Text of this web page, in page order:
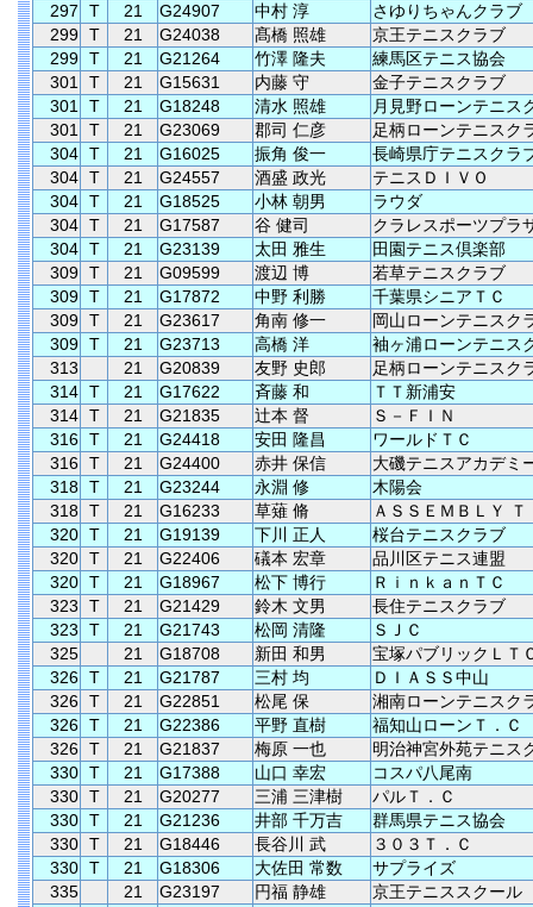
297
T 21 G24907 中村 淳
さゆりちゃんクラブ
299 T 21 G24038 髙橋 照雄
京王テニスクラブ
299 T 21 G21264 竹澤 隆夫
練馬区テニス協会
301
T 21 G15631 内藤 守
金子テニスクラブ
301
T 21 G18248 清水 照雄
月見野ローンテニス
301
T 21 G23069 郡司 仁彦
足柄ローンテニスク
304 T 21 G16025 振角 俊一
長崎県庁テニスクラ
304 T 21 G24557 酒盛 政光
テニスＤＩＶＯ
304 T 21 G18525 小林 朝男
ラウダ
304 T 21 G17587 谷 健司
クラレスポーツプラ
304 T 21 G23139 太田 雅生
田園テニス倶楽部
309 T 21 G09599 渡辺 博
若草テニスクラブ
309 T 21 G17872 中野 利勝
千葉県シニアＴＣ
309 T 21 G23617 角南 修一
岡山ローンテニスク
309 T 21 G23713 高橋 洋
袖ヶ浦ローンテニス
313
21 G20839 友野 史郎
足柄ローンテニスク
314 T 21 G17622 斉藤 和
ＴＴ新浦安
314 T 21 G21835 辻本 督
Ｓ－ＦＩＮ
316 T 21 G24418 安田 隆昌
ワールドＴＣ
316 T 21 G24400 赤井 保信
大磯テニスアカデミ
318 T 21 G23244 永淵 修
木陽会
318 T 21 G16233 草薙 脩
ＡＳＳＥＭＢＬＹ Ｔ
320 T 21 G19139 下川 正人
桜台テニスクラブ
320 T 21 G22406 礒本 宏章
品川区テニス連盟
320 T 21 G18967 松下 博行
ＲｉｎｋａｎＴＣ
323
T 21 G21429 鈴木 文男
長住テニスクラブ
323
T 21 G21743 松岡 清隆
ＳＪＣ
325
21 G18708 新田 和男
宝塚パブリックＬＴ
326 T 21 G21787 三村 均
ＤＩＡＳＳ中山
326 T 21 G22851 松尾 保
湘南ローンテニスク
326 T 21 G22386 平野 直樹
福知山ローンＴ．Ｃ
326 T 21 G21837 梅原 一也
明治神宮外苑テニス
330 T 21 G17388 山口 幸宏
コスパ八尾南
330 T 21 G20277 三浦 三津樹
パルＴ．Ｃ
330 T 21 G21236 井部 千万吉
群馬県テニス協会
330 T 21 G18446 長谷川 武
３０３Ｔ．Ｃ
330 T 21 G18306 大佐田 常数
サプライズ
335
21 G23197 円福 静雄
京王テニススクール